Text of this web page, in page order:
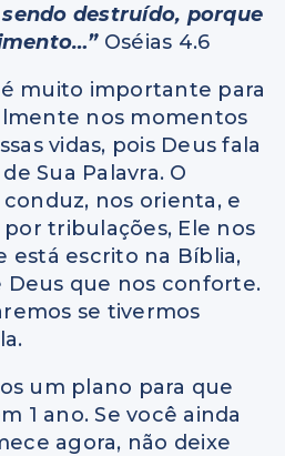
destruído, porque
Oséias 4.6
muito importante para
nos momentos
vidas, pois Deus fala
Sua Palavra. O
nos orienta, e
tribulações, Ele nos
está escrito na Bíblia,
Deus que nos conforte.
se tivermos
um plano para que
1 ano. Se você ainda
agora, não deixe